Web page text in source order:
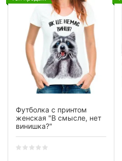
Футболка с принтом
женская "В смысле, нет
винишка?"